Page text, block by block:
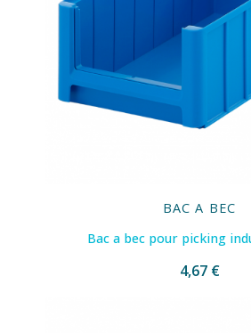
BAC A BEC
Bac a bec pour picking
4,67 €